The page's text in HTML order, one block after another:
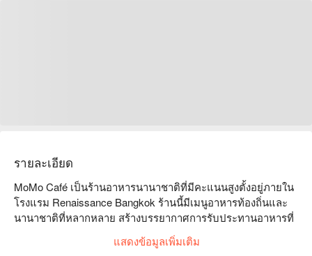
รายละเอียด
MoMo Café เป็นร้านอาหารนานาชาติที่มีคะแนนสูงตั้งอยู่ภายใน
โรงแรม Renaissance Bangkok ร้านนี้มีเมนูอาหารท้องถิ่นและ
นานาชาติที่หลากหลาย สร้างบรรยากาศการรับประทานอาหารที่
เต็มไปด้วยชีวิตชีวาและผ่อนคลายให้กับลูกค้า
MoMo Café (Courtyard by Marriott Bangkok) ราคา: Google
แสดงข้อมูลเพิ่มเติม